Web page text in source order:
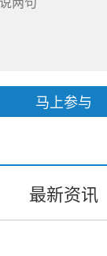
马上参与
最新资讯